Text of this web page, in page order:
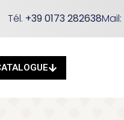
Tél. +39 0173 282638Mail: